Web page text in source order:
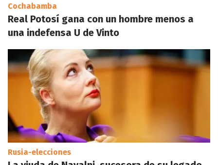
Cochabamba
Real Potosí gana con un hombre menos a
una indefensa U de Vinto
Rusia-elecciones